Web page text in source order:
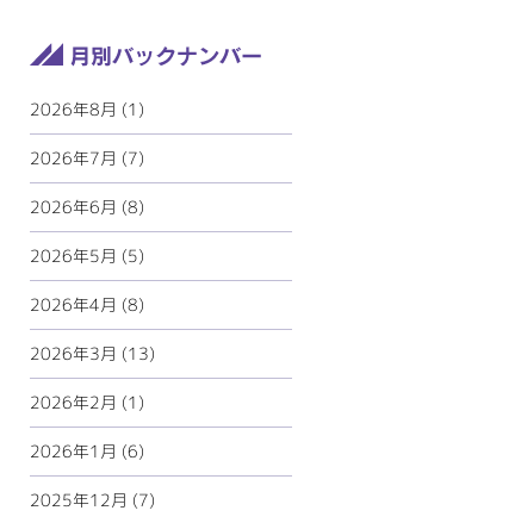
2026年8月 (1)
2026年7月 (7)
2026年6月 (8)
2026年5月 (5)
2026年4月 (8)
2026年3月 (13)
2026年2月 (1)
2026年1月 (6)
2025年12月 (7)